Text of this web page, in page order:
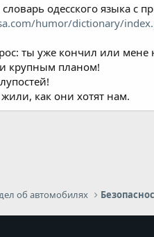
одесского языка с
humor/dictionary/
ты уже кончил или мене
крупным планом!
как они хотят нам.
об автомобилях